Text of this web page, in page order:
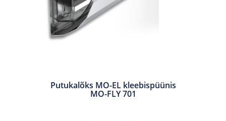
Putukalõks MO-EL kleebispüünis
MO-FLY 701